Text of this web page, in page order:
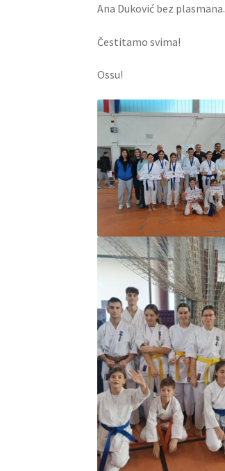
Ana Duković bez plasmana.
Čestitamo svima!
Ossu!